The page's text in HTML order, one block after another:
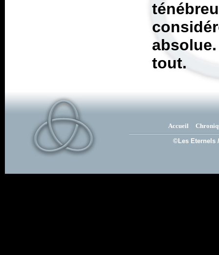
tout.
Accueil
©Les Eternels